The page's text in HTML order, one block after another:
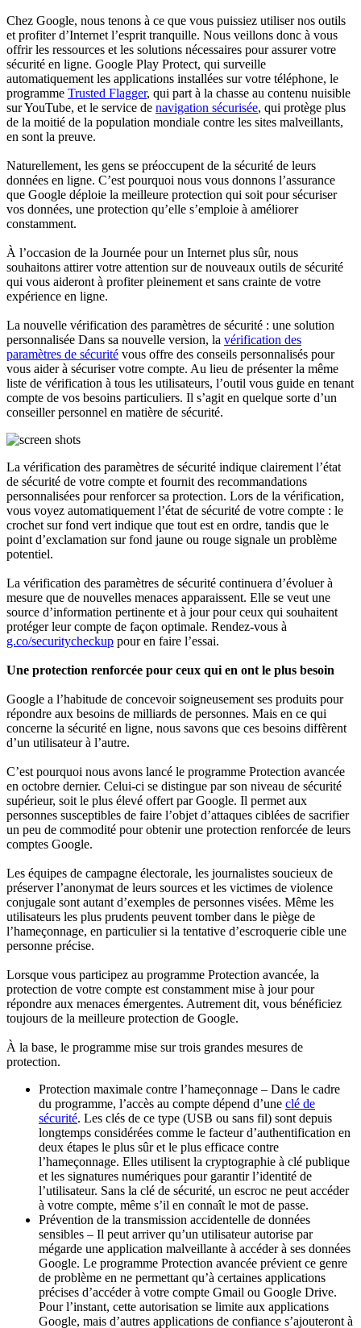
Chez Google, nous tenons à ce que vous puissiez utiliser nos outils
et profiter d’Internet l’esprit tranquille. Nous veillons donc à vous
offrir les ressources et les solutions nécessaires pour assurer votre
sécurité en ligne. Google Play Protect, qui surveille
automatiquement les applications installées sur votre téléphone, le
programme Trusted Flagger, qui part à la chasse au contenu nuisible
sur YouTube, et le service de navigation sécurisée, qui protège plus
de la moitié de la population mondiale contre les sites malveillants,
en sont la preuve.
Naturellement, les gens se préoccupent de la sécurité de leurs
données en ligne. C’est pourquoi nous vous donnons l’assurance
que Google déploie la meilleure protection qui soit pour sécuriser
vos données, une protection qu’elle s’emploie à améliorer
constamment.
À l’occasion de la Journée pour un Internet plus sûr, nous
souhaitons attirer votre attention sur de nouveaux outils de sécurité
qui vous aideront à profiter pleinement et sans crainte de votre
expérience en ligne.
La nouvelle vérification des paramètres de sécurité : une solution
personnalisée Dans sa nouvelle version, la vérification des
paramètres de sécurité vous offre des conseils personnalisés pour
vous aider à sécuriser votre compte. Au lieu de présenter la même
liste de vérification à tous les utilisateurs, l’outil vous guide en tenant
compte de vos besoins particuliers. Il s’agit en quelque sorte d’un
conseiller personnel en matière de sécurité.
La vérification des paramètres de sécurité indique clairement l’état
de sécurité de votre compte et fournit des recommandations
personnalisées pour renforcer sa protection. Lors de la vérification,
vous voyez automatiquement l’état de sécurité de votre compte : le
crochet sur fond vert indique que tout est en ordre, tandis que le
point d’exclamation sur fond jaune ou rouge signale un problème
potentiel.
La vérification des paramètres de sécurité continuera d’évoluer à
mesure que de nouvelles menaces apparaissent. Elle se veut une
source d’information pertinente et à jour pour ceux qui souhaitent
protéger leur compte de façon optimale. Rendez-vous à
g.co/securitycheckup pour en faire l’essai.
Une protection renforcée pour ceux qui en ont le plus besoin
Google a l’habitude de concevoir soigneusement ses produits pour
répondre aux besoins de milliards de personnes. Mais en ce qui
concerne la sécurité en ligne, nous savons que ces besoins diffèrent
d’un utilisateur à l’autre.
C’est pourquoi nous avons lancé le programme Protection avancée
en octobre dernier. Celui-ci se distingue par son niveau de sécurité
supérieur, soit le plus élevé offert par Google. Il permet aux
personnes susceptibles de faire l’objet d’attaques ciblées de sacrifier
un peu de commodité pour obtenir une protection renforcée de leurs
comptes Google.
Les équipes de campagne électorale, les journalistes soucieux de
préserver l’anonymat de leurs sources et les victimes de violence
conjugale sont autant d’exemples de personnes visées. Même les
utilisateurs les plus prudents peuvent tomber dans le piège de
l’hameçonnage, en particulier si la tentative d’escroquerie cible une
personne précise.
Lorsque vous participez au programme Protection avancée, la
protection de votre compte est constamment mise à jour pour
répondre aux menaces émergentes. Autrement dit, vous bénéficiez
toujours de la meilleure protection de Google.
À la base, le programme mise sur trois grandes mesures de
protection.
Protection maximale contre l’hameçonnage – Dans le cadre
du programme, l’accès au compte dépend d’une clé de
sécurité. Les clés de ce type (USB ou sans fil) sont depuis
longtemps considérées comme le facteur d’authentification en
deux étapes le plus sûr et le plus efficace contre
l’hameçonnage. Elles utilisent la cryptographie à clé publique
et les signatures numériques pour garantir l’identité de
l’utilisateur. Sans la clé de sécurité, un escroc ne peut accéder
à votre compte, même s’il en connaît le mot de passe.
Prévention de la transmission accidentelle de données
sensibles – Il peut arriver qu’un utilisateur autorise par
mégarde une application malveillante à accéder à ses données
Google. Le programme Protection avancée prévient ce genre
de problème en ne permettant qu’à certaines applications
précises d’accéder à votre compte Gmail ou Google Drive.
Pour l’instant, cette autorisation se limite aux applications
Google, mais d’autres applications de confiance s’ajouteront à